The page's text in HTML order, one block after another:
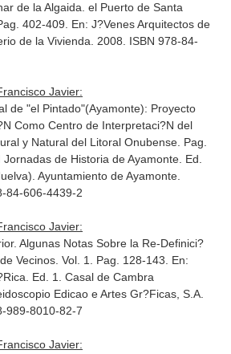
de la Algaida. el Puerto de Santa
402-409. En: J?Venes Arquitectos de
de la Vivienda. 2008. ISBN 978-84-
Javier:
de "el Pintado"(Ayamonte): Proyecto
Como Centro de Interpretaci?N del
y Natural del Litoral Onubense. Pag.
Jornadas de Historia de Ayamonte. Ed.
Ayuntamiento de Ayamonte.
84-606-4439-2
Javier:
Algunas Notas Sobre la Re-Definici?
Vecinos. Vol. 1. Pag. 128-143. En:
. Ed. 1. Casal de Cambra
Edicao e Artes Gr?Ficas, S.A.
989-8010-82-7
Javier: